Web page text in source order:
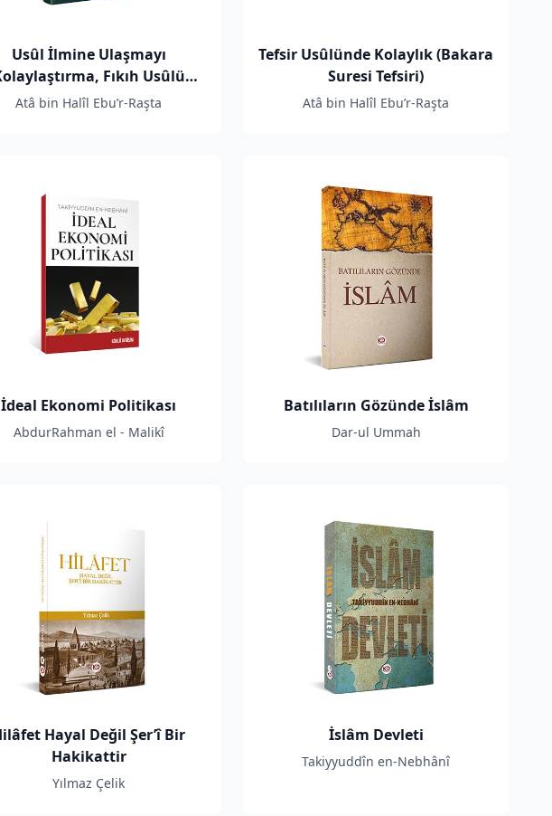
Usûl İlmine Ulaşmayı
Fıkıh Usûlü
Hakkında İncelemeler
Atâ bin Halîl Ebu’r-Raşta
Tefsir Usûlünde Kolaylık (Bakara
Suresi Tefsiri)
Atâ bin Halîl Ebu’r-Raşta
İdeal Ekonomi Politikası
AbdurRahman el - Malikî
Batılıların Gözünde İslâm
Dar-ul Ummah
Hayal Değil Şer’î Bir
Hakikattir
Yılmaz Çelik
İslâm Devleti
Takiyyuddîn en-Nebhânî